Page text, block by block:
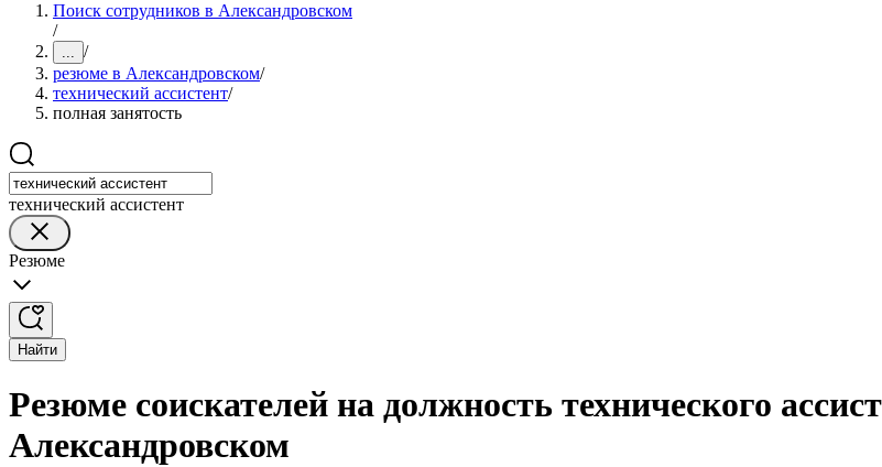
Поиск сотрудников в Александровском
/
... /
резюме в Александровском/
технический ассистент/
полная занятость
технический ассистент
Резюме
Найти
Резюме соискателей на должность технического
Александровском